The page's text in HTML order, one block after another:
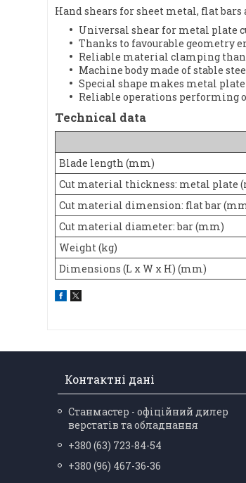
Hand shears for sheet metal, flat
Universal shear for metal plate
Thanks to favourable geometry
Reliable material clamping
Machine body made of stable
Special shape makes metal
Reliable operations performing
Technical data
Blade length (mm)
Cut material thickness: metal plate
Cut material dimension: flat bar
Cut material diameter: bar (mm)
Weight (kg)
Dimensions (L x W x H) (mm)
Контактні дані
Станмастер - офіційний дилер
верстатів та обладнання
+380 (63) 723-84-54
+380 (96) 467-36-36